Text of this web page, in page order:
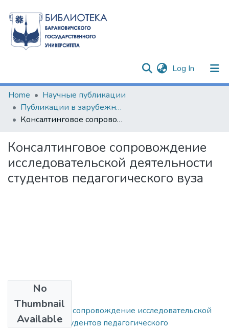
Log In (current)
Communities & Collections
All of DSpace
Home
Научные публикации
Публикации в зарубежных изданиях
Консалтинговое сопровождение исследовательской деятельности студентов педагогического вуза
Консалтинговое сопровождение
исследовательской деятельности
студентов педагогического вуза
No
Thumbnail
Available
Консалтинговое сопровождение исследовательской
деятельности студентов педагогического